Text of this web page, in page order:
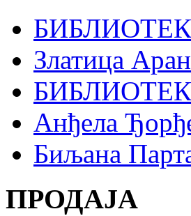
Златица
Анђела
Биљана
ПРОДАЈА